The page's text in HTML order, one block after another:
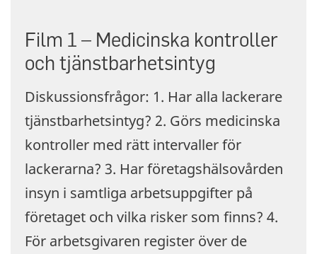
Film 1 – Medicinska kontroller
och tjänstbarhetsintyg
Diskussionsfrågor: 1. Har alla lackerare
tjänstbarhetsintyg? 2. Görs medicinska
kontroller med rätt intervaller för
lackerarna? 3. Har företagshälsovården
insyn i samtliga arbetsuppgifter på
företaget och vilka risker som finns? 4.
För arbetsgivaren register över de